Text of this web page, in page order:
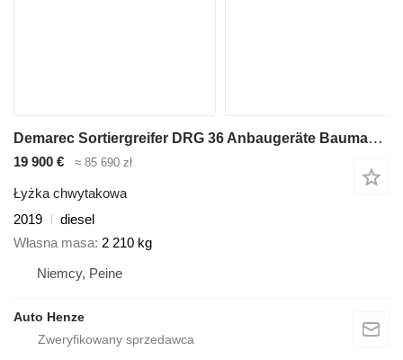
Demarec Sortiergreifer DRG 36 Anbaugeräte Baumaschinen Sortiergreifer 96
19 900 € ≈ 85 690 zł
Łyżka chwytakowa
2019
diesel
Własna masa 2 210 kg
Niemcy, Peine
Auto Henze